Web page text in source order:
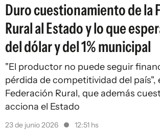
Duro cuestionamiento de la
Rural al Estado y lo que
del dólar y del 1% municipal
"El productor no puede seguir
pérdida de competitividad del país",
Federación Rural, que además
acciona el Estado
23 de junio 2026 12:51 hs